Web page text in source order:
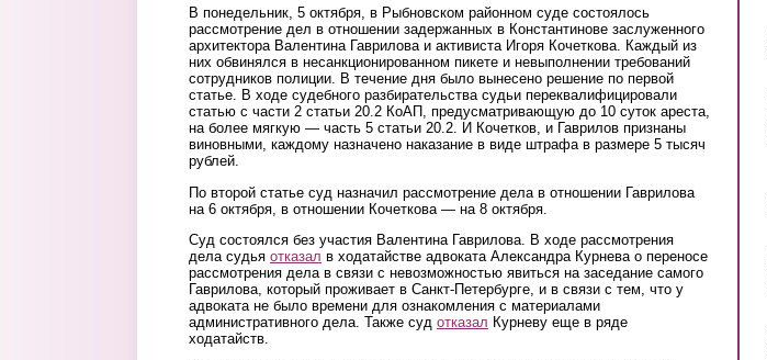
В понедельник, 5 октября, в Рыбновском районном суде состоялось
рассмотрение дел в отношении задержанных в Константинове заслуженного
архитектора Валентина Гаврилова и активиста Игоря Кочеткова. Каждый из
них обвинялся в несанкционированном пикете и невыполнении требований
сотрудников полиции. В течение дня было вынесено решение по первой
статье. В ходе судебного разбирательства судьи переквалифицировали
статью с части 2 статьи 20.2 КоАП, предусматривающую до 10 суток ареста,
на более мягкую — часть 5 статьи 20.2. И Кочетков, и Гаврилов признаны
виновными, каждому назначено наказание в виде штрафа в размере 5 тысяч
рублей.
По второй статье суд назначил рассмотрение дела в отношении Гаврилова
на 6 октября, в отношении Кочеткова — на 8 октября.
Суд состоялся без участия Валентина Гаврилова. В ходе рассмотрения
дела судья отказал в ходатайстве адвоката Александра Курнева о переносе
рассмотрения дела в связи с невозможностью явиться на заседание самого
Гаврилова, который проживает в Санкт-Петербурге, и в связи с тем, что у
адвоката не было времени для ознакомления с материалами
административного дела. Также суд отказал Курневу еще в ряде
ходатайств.